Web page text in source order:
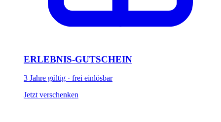
ERLEBNIS-GUTSCHEIN
3 Jahre gültig · frei einlösbar
Jetzt verschenken